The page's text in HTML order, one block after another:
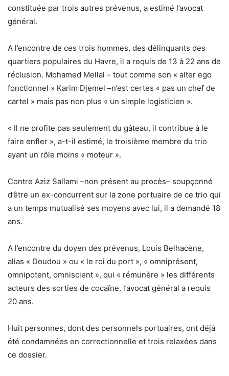
constituée par trois autres prévenus, a estimé l’avocat
général.
A l’encontre de ces trois hommes, des délinquants des
quartiers populaires du Havre, il a requis de 13 à 22 ans de
réclusion. Mohamed Mellal – tout comme son « alter ego
fonctionnel » Karim Djemel –n’est certes « pas un chef de
cartel » mais pas non plus « un simple logisticien ».
« Il ne profite pas seulement du gâteau, il contribue à le
faire enfler », a-t-il estimé, le troisième membre du trio
ayant un rôle moins « moteur ».
Contre Aziz Sallami –non présent au procès– soupçonné
d’être un ex-concurrent sur la zone portuaire de ce trio qui
a un temps mutualisé ses moyens avec lui, il a demandé 18
ans.
A l’encontre du doyen des prévenus, Louis Belhacène,
alias « Doudou » ou « le roi du port », « omniprésent,
omnipotent, omniscient », qui « rémunère » les différents
acteurs des sorties de cocaïne, l’avocat général a requis
20 ans.
Huit personnes, dont des personnels portuaires, ont déjà
été condamnées en correctionnelle et trois relaxées dans
ce dossier.